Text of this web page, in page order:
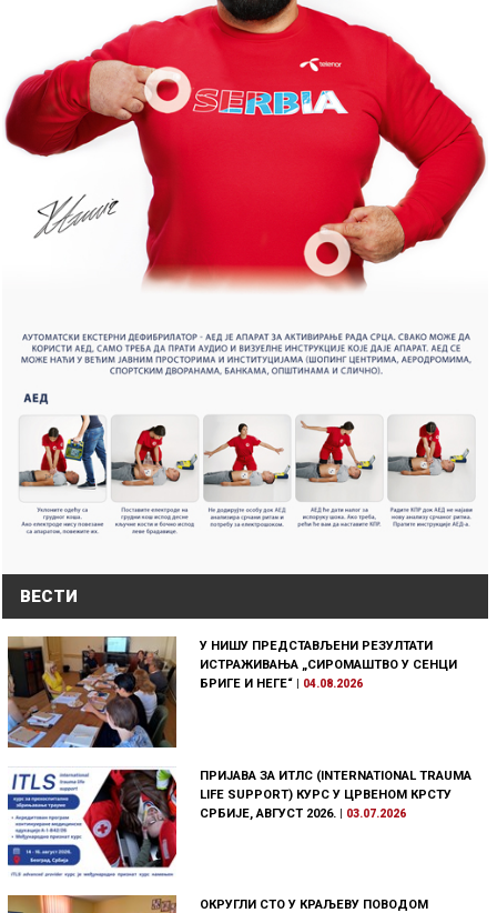
ВЕСТИ
У НИШУ ПРЕДСТАВЉЕНИ РЕЗУЛТАТИ
ИСТРАЖИВАЊА „СИРОМАШТВО У СЕНЦИ
БРИГЕ И НЕГЕ“
04.08.2026
ПРИЈАВА ЗА ИТЛС (INTERNATIONAL TRAUMA
LIFE SUPPORT) КУРС У ЦРВЕНОМ КРСТУ
СРБИЈЕ, АВГУСТ 2026. | 03.07.2026
ОКРУГЛИ СТО У КРАЉЕВУ ПОВОДОМ